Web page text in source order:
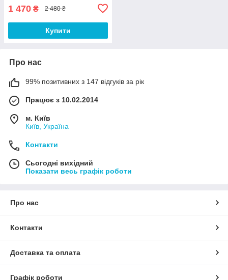
1 470 ₴ 2 480 ₴
Купити
Про нас
99% позитивних з 147 відгуків за рік
Працює з 10.02.2014
м. Київ
Київ, Україна
Контакти
Сьогодні вихідний
Показати весь графік роботи
Про нас
Контакти
Доставка та оплата
Графік роботи